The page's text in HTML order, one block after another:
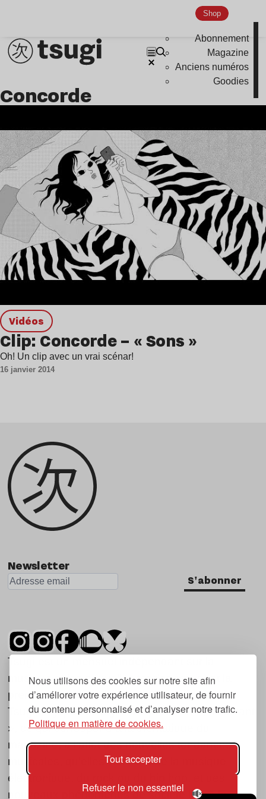
Nous utilisons des cookies sur notre site afin
d’améliorer votre expérience utilisateur, de fournir
du contenu personnalisé et d’analyser notre trafic.
Politique en matière de cookies.
Tout accepter
Refuser le non essentiel
Shop
Abonnement
Magazine
Anciens numéros
Goodies
Concorde
Vidéos
Clip: Concorde – « Sons »
Oh! Un clip avec un vrai scénar!
16 janvier 2014
Newsletter
S'abonner
Tsugi est un mensuel indépendant sur la
musique et les nouvelles tendances, dont la
première parution date de 2007.
Tsugi en japonais signifie « prochain », « suivant
», ce qui correspond à la thématique du
magazine, à l’affût des nouvelles tendances
musicales, qu’elles viennent de la musique
électronique, du rock ou du hip hop, et des
nouveaux phénomènes de société liés à la